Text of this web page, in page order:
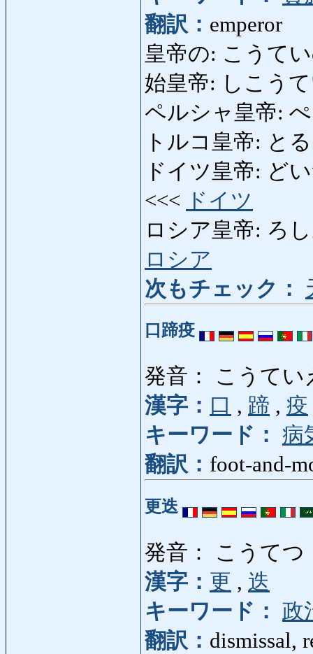
翻訳： emperor
皇帝の: こうて
始皇帝: しこう
ペルシャ皇帝:
トルコ皇帝: と
ドイツ皇帝: ど
<<< ドイツ
ロシア皇帝: ろし
ロシア
次もチェック：
口蹄疫
発音： こうてい
漢字： 口 , 蹄 , 疫
キーワード： 病
翻訳： foot-and-
更迭
発音： こうてつ
漢字： 更 , 迭
キーワード： 政
翻訳： dismissal,